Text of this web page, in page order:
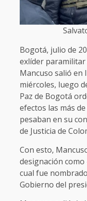
Bogotá, julio de
exlíder
Mancuso salió en
miércoles, luego
Paz de Bogotá
efectos las más
pesaban en su
de Justicia de
Con esto,
designación
cual fue
Gobierno del